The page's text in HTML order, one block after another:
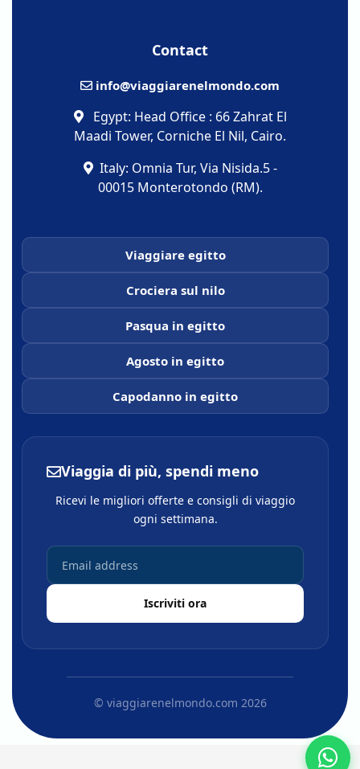
Contact
info@viaggiarenelmondo.com
Egypt: Head Office : 66 Zahrat El
Maadi Tower, Corniche El Nil, Cairo.
Italy: Omnia Tur, Via Nisida.5 -
00015 Monterotondo (RM).
Viaggiare egitto
Crociera sul nilo
Pasqua in egitto
Agosto in egitto
Capodanno in egitto
Viaggia di più, spendi meno
Ricevi le migliori offerte e consigli di viaggio
ogni settimana.
Iscriviti ora
© viaggiarenelmondo.com 2026